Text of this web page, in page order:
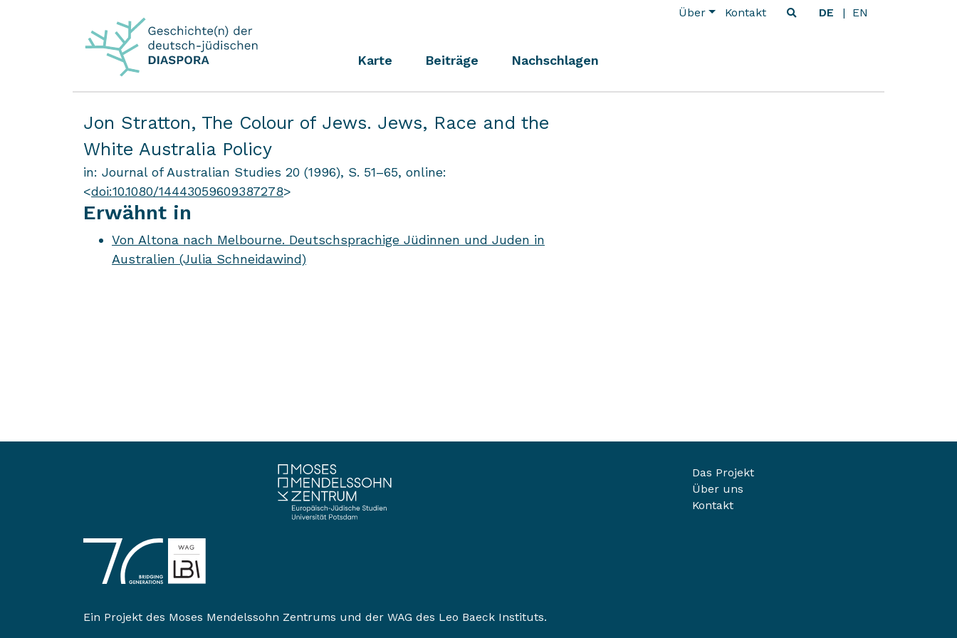
Über Kontakt DE EN
Karte Beiträge Nachschlagen
Jon Stratton, The Colour of Jews. Jews, Race and the
White Australia Policy
in: Journal of Australian Studies 20 (1996), S. 51–65, online:
<doi:10.1080/14443059609387278>
Erwähnt in
Von Altona nach Melbourne. Deutschsprachige Jüdinnen und Juden in
Australien (Julia Schneidawind)
Ein Projekt des Moses Mendelssohn Zentrums und der WAG des Leo Baeck Instituts.
Das Projekt
Über uns
Kontakt